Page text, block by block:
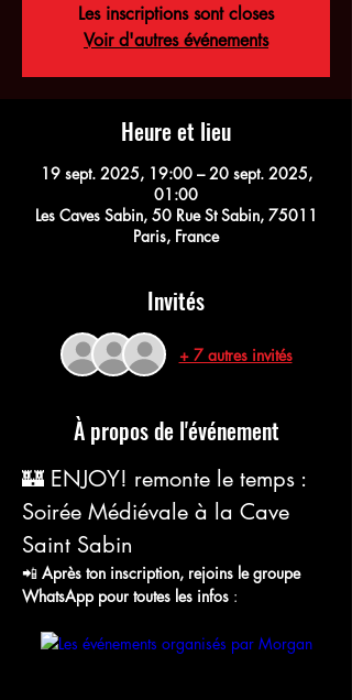
Les inscriptions sont closes
Voir d'autres événements
Heure et lieu
19 sept. 2025, 19:00 – 20 sept. 2025,
01:00
Les Caves Sabin, 50 Rue St Sabin, 75011
Paris, France
Invités
+ 7 autres invités
À propos de l'événement
🏰 ENJOY! remonte le temps :
Soirée Médiévale à la Cave
Saint Sabin
📲 Après ton inscription, rejoins le groupe
WhatsApp pour toutes les infos :